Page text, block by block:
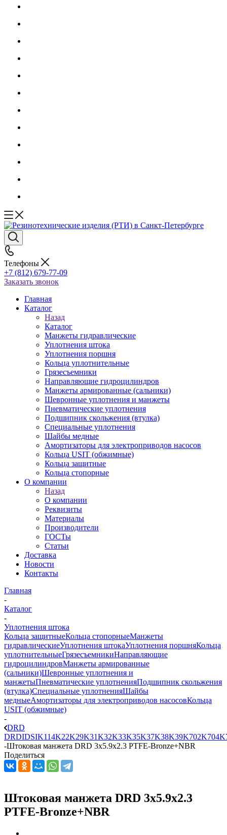
Телефоны
+7 (812) 679-77-09
Заказать звонок
Главная
Каталог
Назад
Каталог
Манжеты гидравлические
Уплотнения штока
Уплотнения поршня
Кольца уплотнительные
Грязесъемники
Направляющие гидроцилиндров
Манжеты армированные (сальники)
Шевронные уплотнения и манжеты
Пневматические уплотнения
Подшипник скольжения (втулка)
Специальные уплотнения
Шайбы медные
Амортизаторы для электроприводов насосов
Кольца USIT (обжимные)
Кольца защитные
Кольца стопорные
О компании
Назад
О компании
Реквизиты
Материалы
Производители
ГОСТы
Статьи
Доставка
Новости
Контакты
Главная
-
Каталог
-
Уплотнения штока
Кольца защитныеКольца стопорныеМанжеты
гидравлическиеУплотнения штокаУплотнения поршняКольца
уплотнительныеГрязесъемникиНаправляющие
гидроцилиндровМанжеты армированные
(сальники)Шевронные уплотнения и
манжетыПневматические уплотненияПодшипник скольжения
(втулка)Специальные уплотненияШайбы
медныеАмортизаторы для электроприводов насосовКольца
USIT (обжимные)
-
DRD
DRDIDSIK114K22K29K31K32K33K35K37K38K39K702K704
-Штоковая манжета DRD 3x5.9x2.3 PTFE-Bronze+NBR
Поделиться
Штоковая манжета DRD 3x5.9x2.3
PTFE-Bronze+NBR